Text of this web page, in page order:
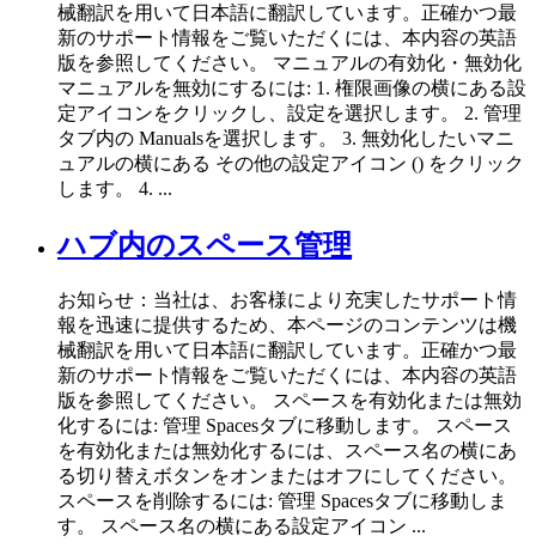
械翻訳を用いて日本語に翻訳しています。正確かつ最
新のサポート情報をご覧いただくには、本内容の英語
版を参照してください。 マニュアルの有効化・無効化
マニュアルを無効にするには: 1. 権限画像の横にある設
定アイコンをクリックし、設定を選択します。 2. 管理
タブ内の Manualsを選択します。 3. 無効化したいマニ
ュアルの横にある その他の設定アイコン () をクリック
します。 4. ...
ハブ内のスペース管理
お知らせ：当社は、お客様により充実したサポート情
報を迅速に提供するため、本ページのコンテンツは機
械翻訳を用いて日本語に翻訳しています。正確かつ最
新のサポート情報をご覧いただくには、本内容の英語
版を参照してください。 スペースを有効化または無効
化するには: 管理 Spacesタブに移動します。 スペース
を有効化または無効化するには、スペース名の横にあ
る切り替えボタンをオンまたはオフにしてください。
スペースを削除するには: 管理 Spacesタブに移動しま
す。 スペース名の横にある設定アイコン ...